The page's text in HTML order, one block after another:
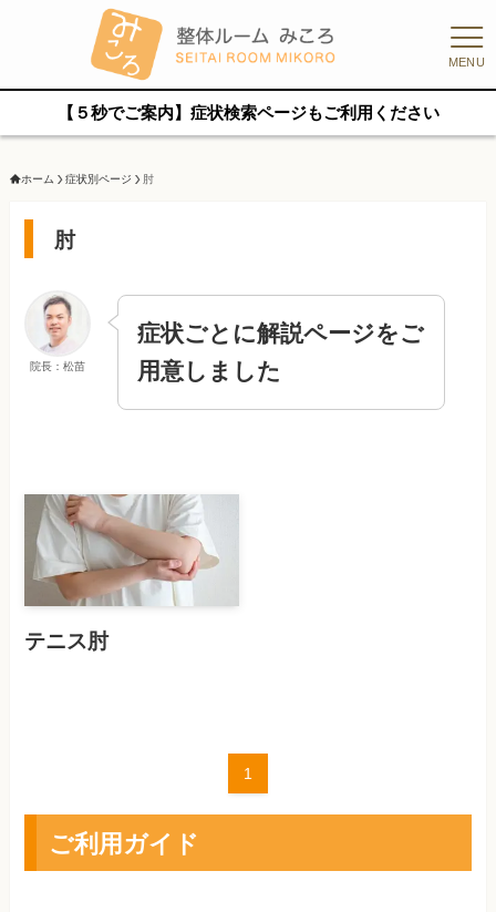
MENU
【５秒でご案内】症状検索ページもご利用ください
ホーム 症状別ページ 肘
肘
院長：松苗
症状ごとに解説ページをご
用意しました
テニス肘
1
ご利用ガイド